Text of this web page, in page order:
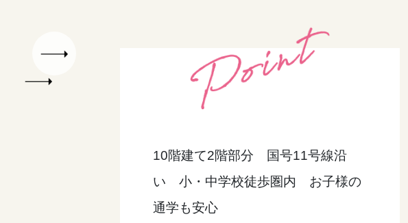
10階建て2階部分 国号11号線沿
い 小・中学校徒歩圏内 お子様の
通学も安心